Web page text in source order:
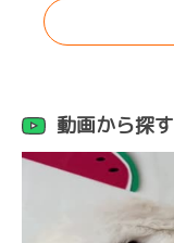
動画から探す